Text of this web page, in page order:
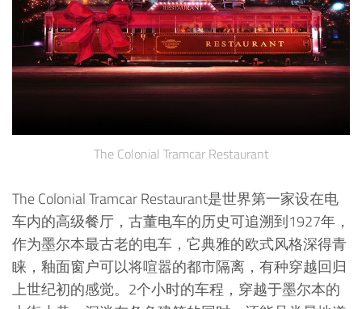
The Colonial Tramcar Restaurant
The Colonial Tramcar Restaurant是世界第一家设在电
车内的高级餐厅，古董电车的历史可追溯到1927年，
作为墨尔本最古老的电车，它典雅的欧式风格深得青
睐，釉面窗户可以将喧嚣的都市隔离，有种穿越回归
上世纪初的感觉。2个小时的车程，穿越于墨尔本的